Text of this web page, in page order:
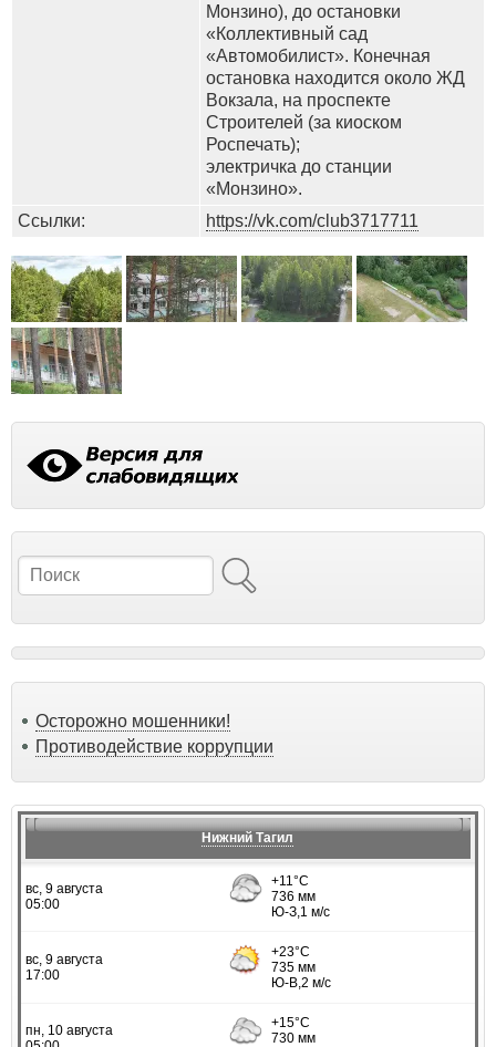
Монзино), до остановки
«Коллективный сад
«Автомобилист». Конечная
остановка находится около ЖД
Вокзала, на проспекте
Строителей (за киоском
Роспечать);
электричка до станции
«Монзино».
Ссылки:
https://vk.com/club3717711
Поиск
Осторожно мошенники!
Противодействие коррупции
Нижний Тагил